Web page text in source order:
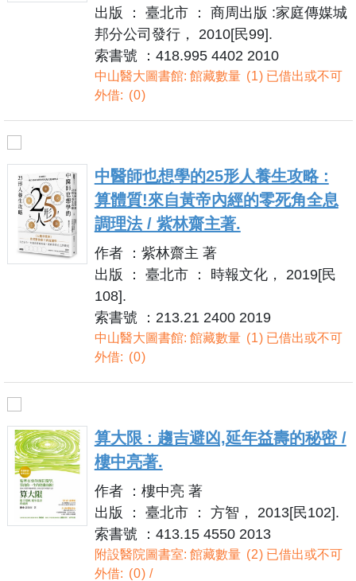
出版 ： 臺北市 ： 商周出版 :家庭傳媒城
邦分公司發行， 2010[民99].
索書號 ：418.995 4402 2010
中山醫大圖書館: 館藏數量 1 已借出或不可
外借:
0
中醫師也想學的25形人養生攻略 :
算體質!來自黃帝內經的零死角全息
調理法 / 紫林齋主著.
作者 ：紫林齋主 著
出版 ： 臺北市 ： 時報文化， 2019[民
108].
索書號 ：213.21 2400 2019
中山醫大圖書館: 館藏數量 1 已借出或不可
外借:
0
算大限 : 趨吉避凶,延年益壽的秘密 /
樓中亮著.
作者 ：樓中亮 著
出版 ： 臺北市 ： 方智， 2013[民102].
索書號 ：413.15 4550 2013
附設醫院圖書室: 館藏數量 2 已借出或不可
外借:
0